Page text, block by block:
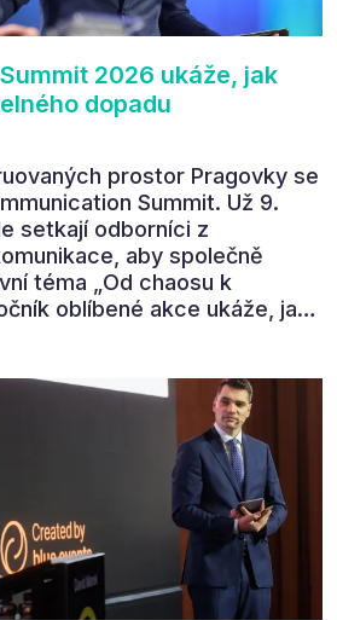
2026 ukáže, jak
dopadu
prostor Pragovky se
Summit. Už 9.
setkají odborníci z
aby společně
téma „Od chaosu k
oblíbené akce ukáže, jak